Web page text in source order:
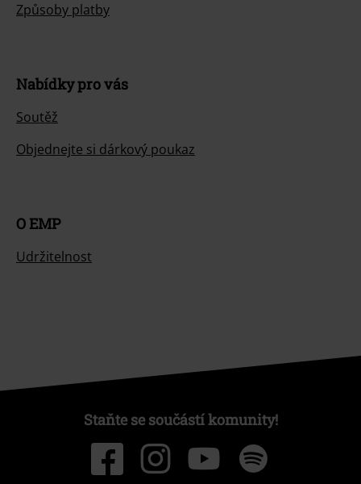
Způsoby platby
Nabídky pro vás
Soutěž
Objednejte si dárkový poukaz
O EMP
Udržitelnost
Staňte se součástí komunity!